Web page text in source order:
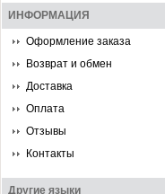
ИНФОРМАЦИЯ
Оформление заказа
Возврат и обмен
Доставка
Оплата
Отзывы
Контакты
Другие языки